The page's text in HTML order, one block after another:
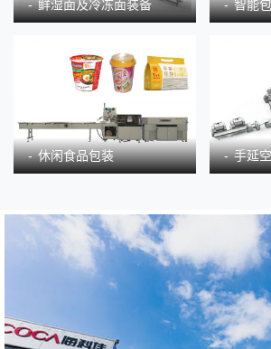
鲜湿面及冷冻面装备 智能
休闲食品包装 手延